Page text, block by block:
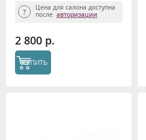
Цена для салона доступна
после авторизации
2 800 р.
КУПИТЬ